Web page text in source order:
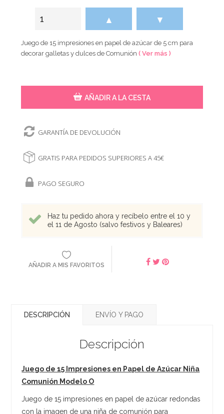
▲ ▼
Juego de 15 impresiones en papel de azúcar de 5 cm para
decorar galletas y dulces de Comunión( Ver más )
AÑADIR A LA CESTA
GARANTÍA DE DEVOLUCIÓN
GRATIS PARA PEDIDOS SUPERIORES A 45€
PAGO SEGURO
Haz tu pedido ahora y recíbelo entre el 10 y
el 11 de Agosto (salvo festivos y Baleares)
AÑADIR A MIS FAVORITOS
DESCRIPCIÓN ENVÍO Y PAGO
Descripción
Juego de 15 Impresiones en Papel de Azúcar Niña
Comunión Modelo O
Juego de 15 impresiones en papel de azúcar redondas
con la imagen de una niña de comunión para